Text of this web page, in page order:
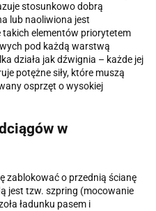
stosunkowo dobrą
lub naoliwiona jest
elementów priorytetem
pod każdą warstwą
działa jak dźwignia – każde jej
potężne siły, które muszą
osprzęt o wysokiej
w
zablokować o przednią ścianę
jest tzw. szpring (mocowanie
ładunku pasem i